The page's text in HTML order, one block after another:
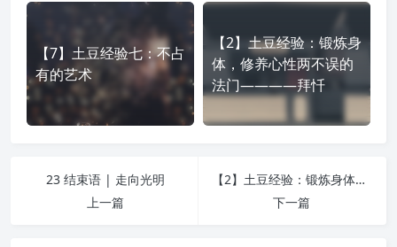
【7】土豆经验七：不占
有的艺术
【2】土豆经验：锻炼身
体，修养心性两不误的
法门————拜忏
23 结束语 | 走向光明
上一篇
【2】土豆经验：锻炼身体，修养心性两不误的法门————拜忏
下一篇